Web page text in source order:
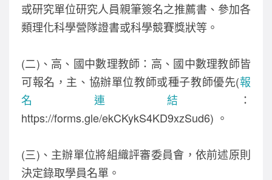
或研究單位研究人員親筆簽名之推薦書、參加各
類理化科學營隊證書或科學競賽獎狀等。
(二)、高、國中數理教師：高、國中數理教師皆
可報名，主、協辦單位教師或種子教師優先(報
名連結
：
https://forms.gle/ekCKykS4KD9xzSud6) 。
(三)、主辦單位將組織評審委員會，依前述原則
決定錄取學員名單。